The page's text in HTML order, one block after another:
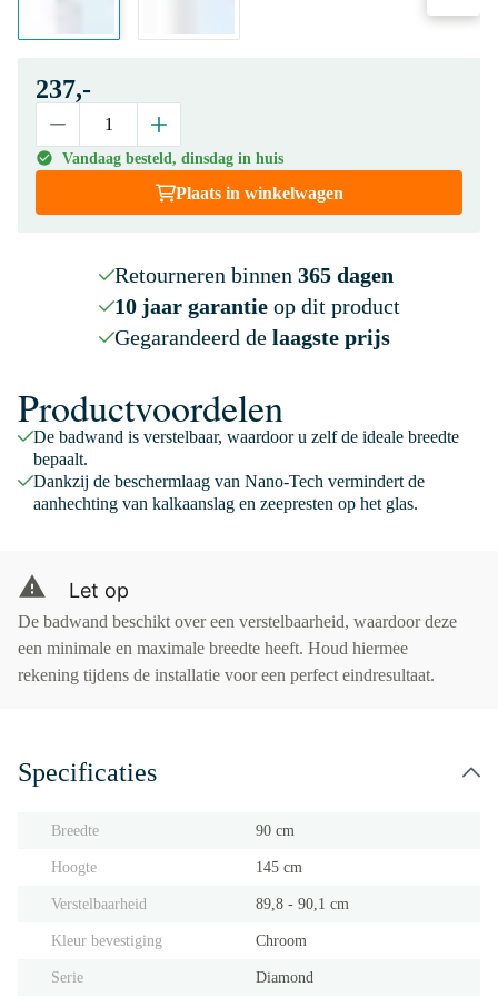
237,-
Vandaag besteld, dinsdag in huis
Plaats in winkelwagen
Retourneren binnen 365 dagen
10 jaar garantieop dit product
Gegarandeerd de laagste prijs
Productvoordelen
De badwand is verstelbaar, waardoor u zelf de ideale breedte
bepaalt.
Dankzij de beschermlaag van Nano-Tech vermindert de
aanhechting van kalkaanslag en zeepresten op het glas.
Let op
De badwand beschikt over een verstelbaarheid, waardoor deze
een minimale en maximale breedte heeft. Houd hiermee
rekening tijdens de installatie voor een perfect eindresultaat.
Specificaties
Breedte 90 cm
Hoogte 145 cm
Verstelbaarheid 89,8 - 90,1 cm
Kleur bevestiging Chroom
Serie Diamond